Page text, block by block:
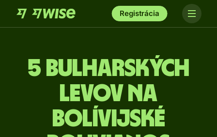
Registrácia
5 Bulharských
levov na
bolívijské